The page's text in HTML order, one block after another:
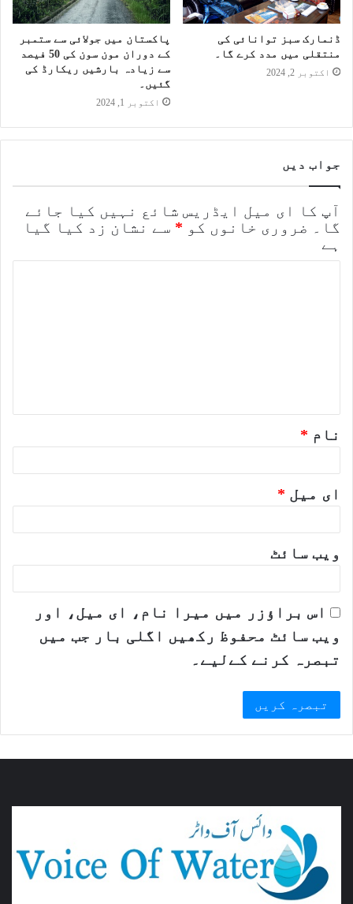
ڈنمارک سبز توانائی کی
منتقلی میں مدد کرے گا۔
اکتوبر 2, 2024
پاکستان میں جولائی سے ستمبر
کے دوران مون سون کی 50 فیصد
سے زیادہ بارشیں ریکارڈ کی
گئیں۔
اکتوبر 1, 2024
جواب دیں
آپ کا ای میل ایڈریس شائع نہیں کیا جائے
گا۔
ضروری خانوں کو * سے نشان زد کیا گیا
ہے
نام *
ای میل *
ویب‌ سائٹ
اس براؤزر میں میرا نام، ای میل، اور
ویب سائٹ محفوظ رکھیں اگلی بار جب میں
تبصرہ کرنے کےلیے۔